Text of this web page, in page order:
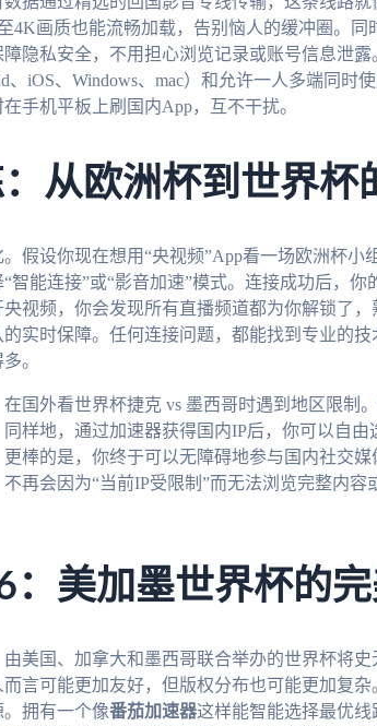
4K画质也能流畅加载，告别恼人的缓冲圈。
隐私安全，不用担心浏览记录或账号信息泄
、iOS、Windows、mac）和允许一人多端同时
在手机平板上刷国内App，互不干扰。
从欧洲杯到世界杯
假设你现在想用“央视频”App看一场欧洲杯小
智能连接”或“影音加速”模式。连接成功后，你
视频，你会发现所有直播频道都为你解锁了
实时保障。任何连接问题，都能找到专业的
。
国外看世界杯捷克 vs 墨西哥时遇到地区限制
样地，通过加速器获得国内IP后，你可以自
更棒的是，你终于可以无障碍地参与国内社交
再会因为“当前IP受限制”而无法浏览完整内
：美加墨世界杯的
由美国、加拿大和墨西哥联合举办的世界杯将
言可能更加友好，但版权分布也可能更加复
拥有一个像番茄加速器这样能智能选择最优